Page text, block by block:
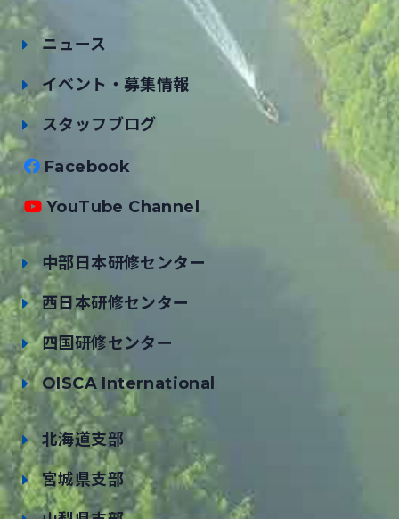
ニュース
イベント・募集情報
スタッフブログ
Facebook
YouTube Channel
中部日本研修センター
西日本研修センター
四国研修センター
OISCA International
北海道支部
宮城県支部